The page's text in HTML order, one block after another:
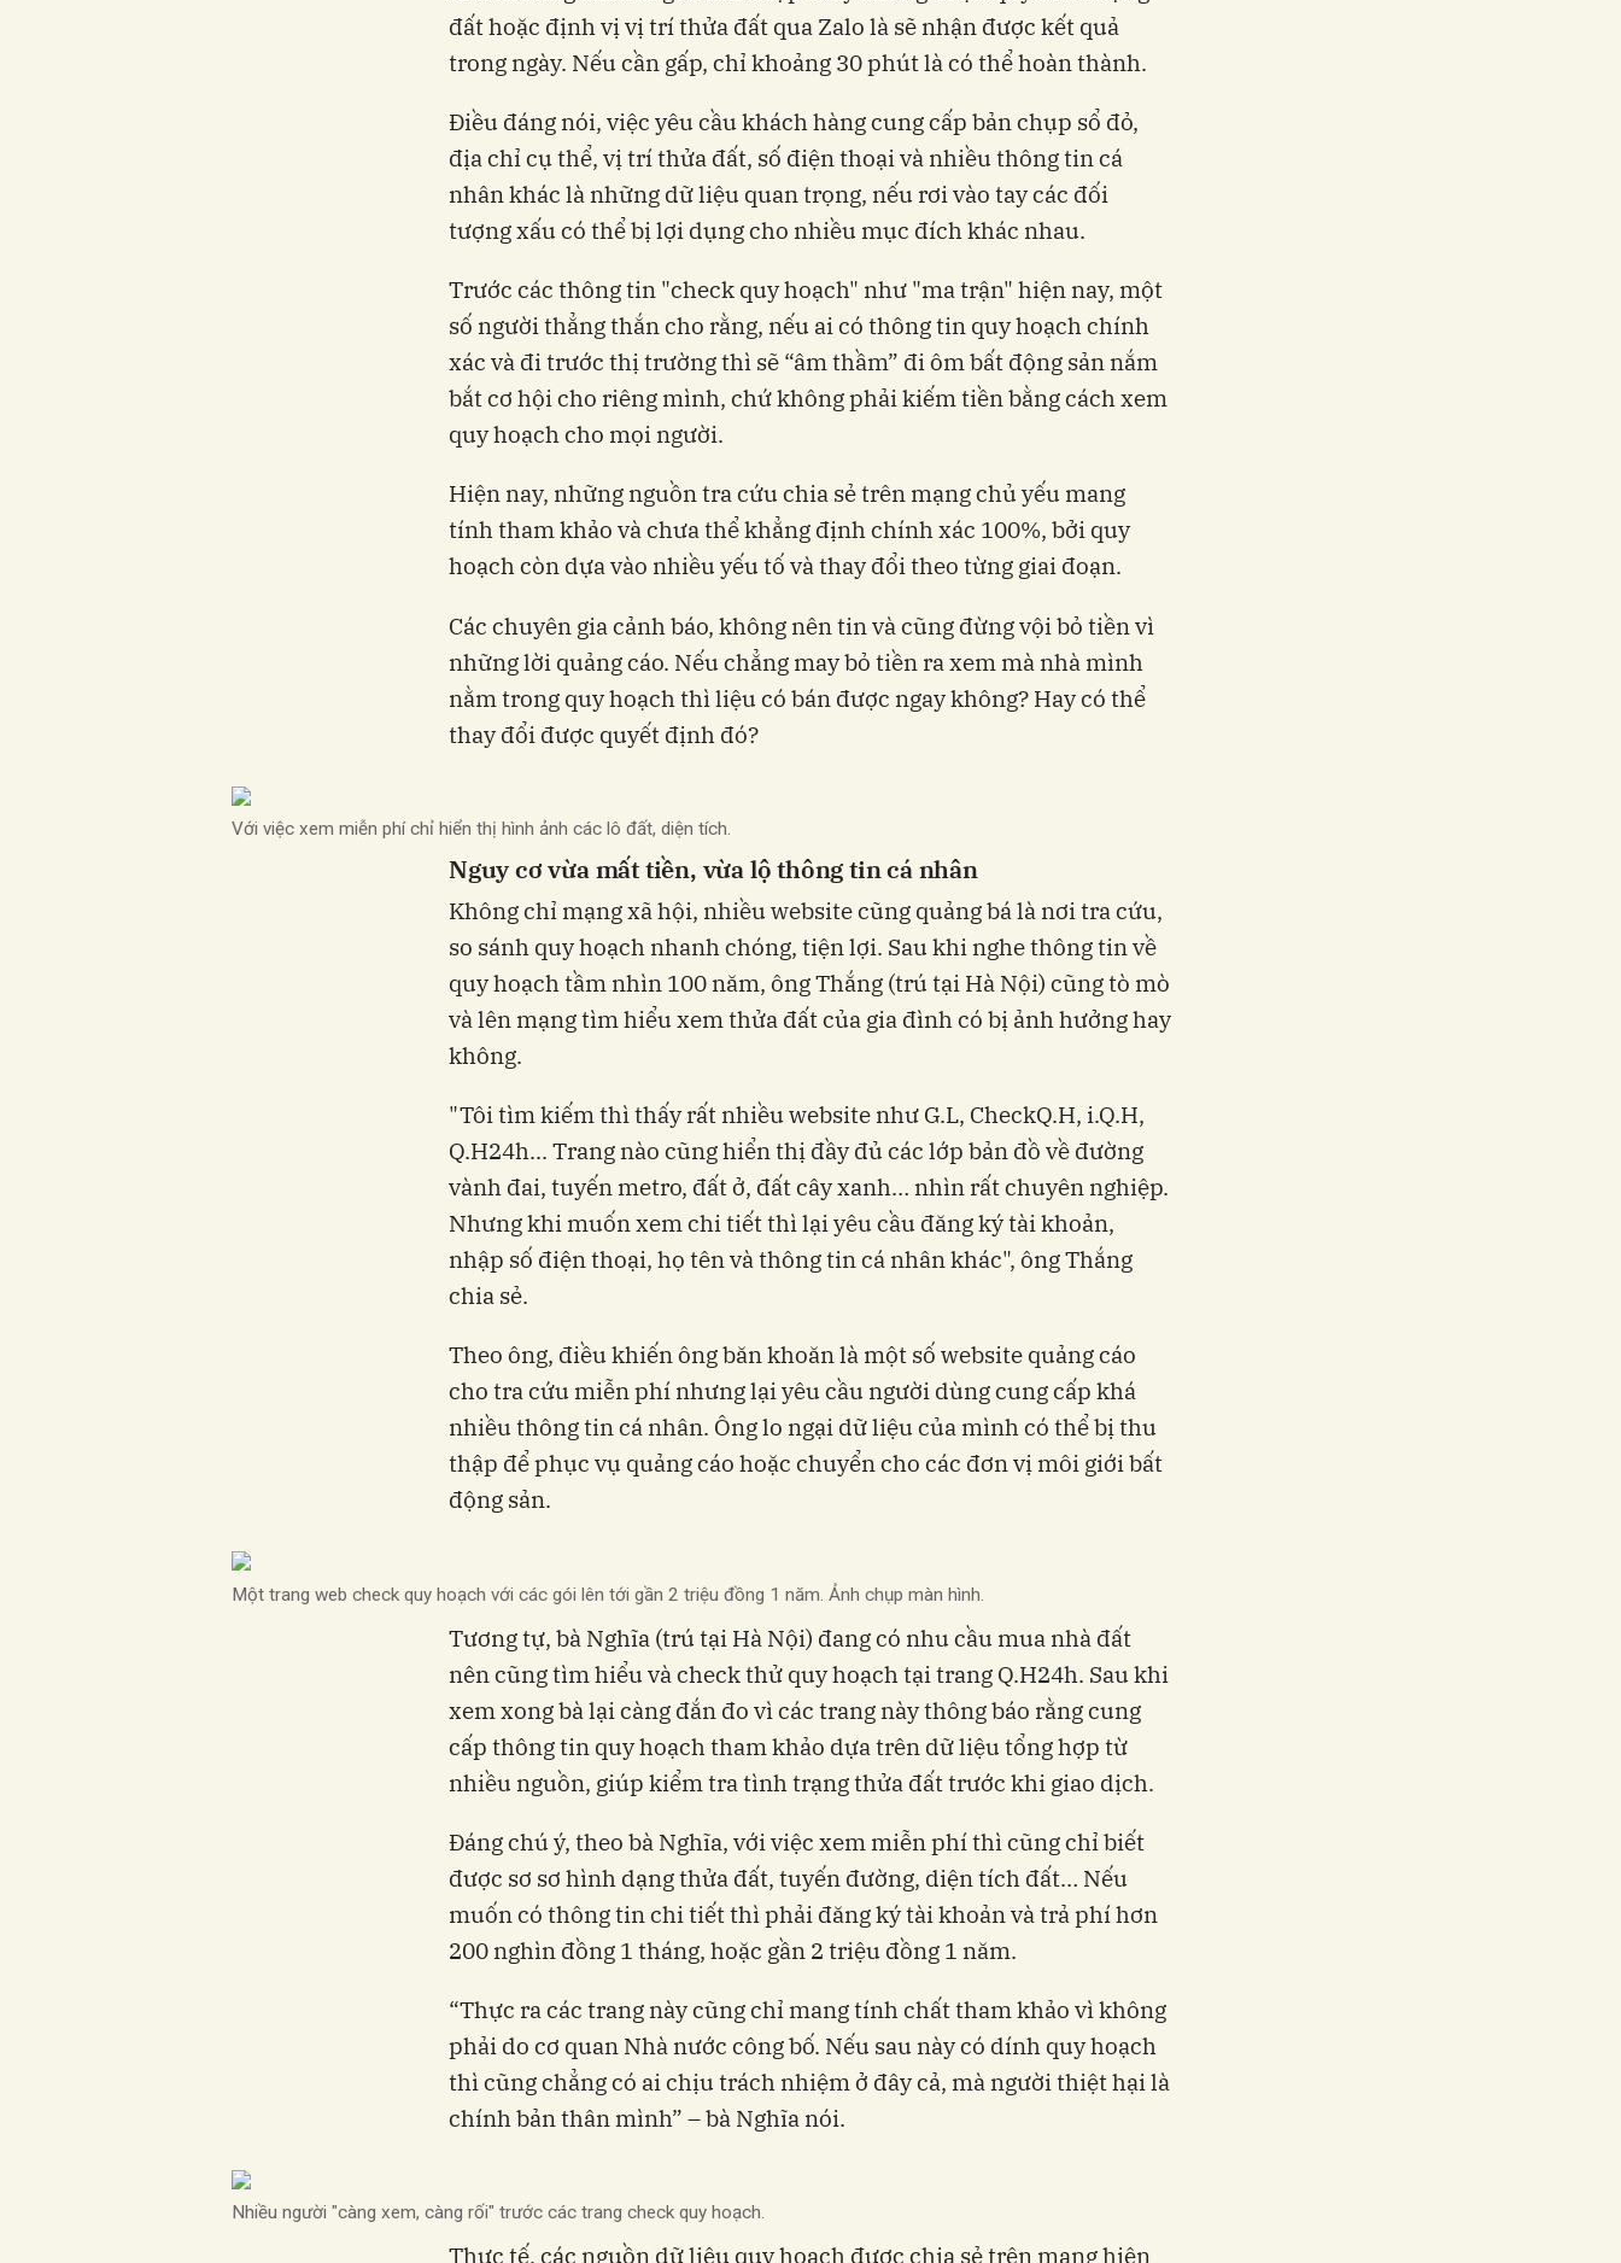
đất hoặc định vị vị trí thửa đất qua Zalo là sẽ nhận được kết quả
trong ngày. Nếu cần gấp, chỉ khoảng 30 phút là có thể hoàn thành.
Điều đáng nói, việc yêu cầu khách hàng cung cấp bản chụp sổ đỏ,
địa chỉ cụ thể, vị trí thửa đất, số điện thoại và nhiều thông tin cá
nhân khác là những dữ liệu quan trọng, nếu rơi vào tay các đối
tượng xấu có thể bị lợi dụng cho nhiều mục đích khác nhau.
Trước các thông tin "check quy hoạch" như "ma trận" hiện nay, một
số người thẳng thắn cho rằng, nếu ai có thông tin quy hoạch chính
xác và đi trước thị trường thì sẽ “âm thầm” đi ôm bất động sản nắm
bắt cơ hội cho riêng mình, chứ không phải kiếm tiền bằng cách xem
quy hoạch cho mọi người.
Hiện nay, những nguồn tra cứu chia sẻ trên mạng chủ yếu mang
tính tham khảo và chưa thể khẳng định chính xác 100%, bởi quy
hoạch còn dựa vào nhiều yếu tố và thay đổi theo từng giai đoạn.
Các chuyên gia cảnh báo, không nên tin và cũng đừng vội bỏ tiền vì
những lời quảng cáo. Nếu chẳng may bỏ tiền ra xem mà nhà mình
nằm trong quy hoạch thì liệu có bán được ngay không? Hay có thể
thay đổi được quyết định đó?
Với việc xem miễn phí chỉ hiển thị hình ảnh các lô đất, diện tích.
Nguy cơ vừa mất tiền, vừa lộ thông tin cá nhân
Không chỉ mạng xã hội, nhiều website cũng quảng bá là nơi tra cứu,
so sánh quy hoạch nhanh chóng, tiện lợi. Sau khi nghe thông tin về
quy hoạch tầm nhìn 100 năm, ông Thắng (trú tại Hà Nội) cũng tò mò
và lên mạng tìm hiểu xem thửa đất của gia đình có bị ảnh hưởng hay
không.
"Tôi tìm kiếm thì thấy rất nhiều website như G.L, CheckQ.H, i.Q.H,
Q.H24h... Trang nào cũng hiển thị đầy đủ các lớp bản đồ về đường
vành đai, tuyến metro, đất ở, đất cây xanh… nhìn rất chuyên nghiệp.
Nhưng khi muốn xem chi tiết thì lại yêu cầu đăng ký tài khoản,
nhập số điện thoại, họ tên và thông tin cá nhân khác", ông Thắng
chia sẻ.
Theo ông, điều khiến ông băn khoăn là một số website quảng cáo
cho tra cứu miễn phí nhưng lại yêu cầu người dùng cung cấp khá
nhiều thông tin cá nhân. Ông lo ngại dữ liệu của mình có thể bị thu
thập để phục vụ quảng cáo hoặc chuyển cho các đơn vị môi giới bất
động sản.
Một trang web check quy hoạch với các gói lên tới gần 2 triệu đồng 1 năm. Ảnh chụp màn hình.
Tương tự, bà Nghĩa (trú tại Hà Nội) đang có nhu cầu mua nhà đất
nên cũng tìm hiểu và check thử quy hoạch tại trang Q.H24h. Sau khi
xem xong bà lại càng đắn đo vì các trang này thông báo rằng cung
cấp thông tin quy hoạch tham khảo dựa trên dữ liệu tổng hợp từ
nhiều nguồn, giúp kiểm tra tình trạng thửa đất trước khi giao dịch.
Đáng chú ý, theo bà Nghĩa, với việc xem miễn phí thì cũng chỉ biết
được sơ sơ hình dạng thửa đất, tuyến đường, diện tích đất… Nếu
muốn có thông tin chi tiết thì phải đăng ký tài khoản và trả phí hơn
200 nghìn đồng 1 tháng, hoặc gần 2 triệu đồng 1 năm.
“Thực ra các trang này cũng chỉ mang tính chất tham khảo vì không
phải do cơ quan Nhà nước công bố. Nếu sau này có dính quy hoạch
thì cũng chẳng có ai chịu trách nhiệm ở đây cả, mà người thiệt hại là
chính bản thân mình” – bà Nghĩa nói.
Nhiều người "càng xem, càng rối" trước các trang check quy hoạch.
Thực tế, các nguồn dữ liệu quy hoạch được chia sẻ trên mạng hiện